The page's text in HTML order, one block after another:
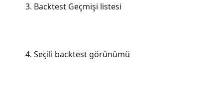
3. Backtest Geçmişi listesi
4. Seçili backtest görünümü